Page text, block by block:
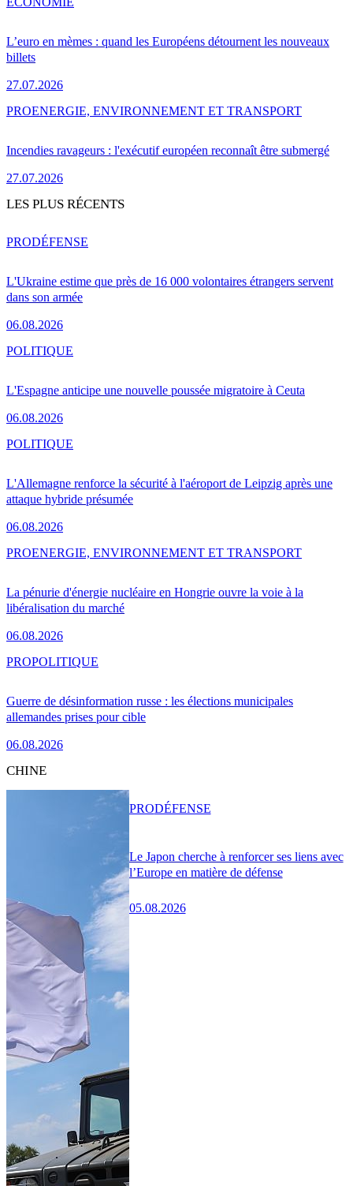
L’euro en mèmes : quand les Européens détournent les nouveaux
billets
27.07.2026
Incendies ravageurs : l'exécutif européen reconnaît être submergé
27.07.2026
PROENERGIE, ENVIRONNEMENT ET TRANSPORT
LES PLUS RÉCENTS
L'Ukraine estime que près de 16 000 volontaires étrangers servent
dans son armée
06.08.2026
PRODÉFENSE
L'Espagne anticipe une nouvelle poussée migratoire à Ceuta
06.08.2026
POLITIQUE
L'Allemagne renforce la sécurité à l'aéroport de Leipzig après une
attaque hybride présumée
06.08.2026
POLITIQUE
La pénurie d'énergie nucléaire en Hongrie ouvre la voie à la
libéralisation du marché
06.08.2026
PROENERGIE, ENVIRONNEMENT ET TRANSPORT
Guerre de désinformation russe : les élections municipales
allemandes prises pour cible
06.08.2026
PROPOLITIQUE
CHINE
Le Japon cherche à renforcer ses liens avec
l’Europe en matière de défense
05.08.2026
PRODÉFENSE